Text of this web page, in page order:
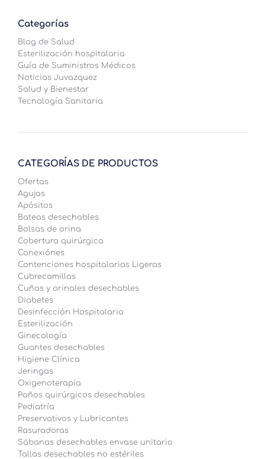
Categorías
Blog de Salud
Esterilización hospitalaria
Guía de Suministros Médicos
Noticias Juvazquez
Salud y Bienestar
Tecnología Sanitaria
CATEGORÍAS DE PRODUCTOS
Ofertas
Agujas
Apósitos
Bateas desechables
Bolsas de orina
Cobertura quirúrgica
Conexiónes
Contenciones hospitalarias Ligeras
Cubrecamillas
Cuñas y orinales desechables
Diabetes
Desinfección Hospitalaria
Esterilización
Ginecología
Guantes desechables
Higiene Clínica
Jeringas
Oxigenoterapia
Paños quirúrgicos desechables
Pediatría
Preservativos y Lubricantes
Rasuradoras
Sábanas desechables envase unitario
Tallas desechables no estériles